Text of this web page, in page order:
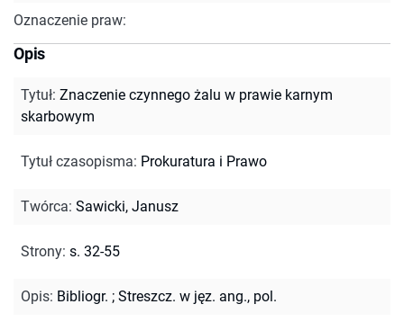
Oznaczenie praw:
Opis
Tytuł: Znaczenie czynnego żalu w prawie karnym
skarbowym
Tytuł czasopisma: Prokuratura i Prawo
Twórca: Sawicki, Janusz
Strony: s. 32-55
Opis: Bibliogr. ; Streszcz. w jęz. ang., pol.